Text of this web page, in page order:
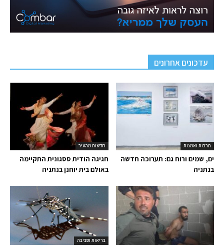
עדכונים אחרונים
חדשות מהעיר
חגיגה הודית ססגונית התקיימה
באולם בית יוחנן בנתניה
תרבות ואמנות
ים, שמים ורוח גם: תערוכה חדשה
בנתניה
בריאות וסביבה